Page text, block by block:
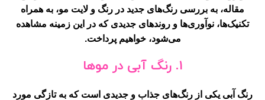
مقاله، به بررسی رنگ‌های جدید در رنگ و لایت مو، به همراه
تکنیک‌ها، نوآوری‌ها و روندهای جدیدی که در این زمینه مشاهده
می‌شود، خواهیم پرداخت.
۱. رنگ آبی در موها
رنگ آبی یکی از رنگ‌های جذاب و جدیدی است که به تازگی مورد